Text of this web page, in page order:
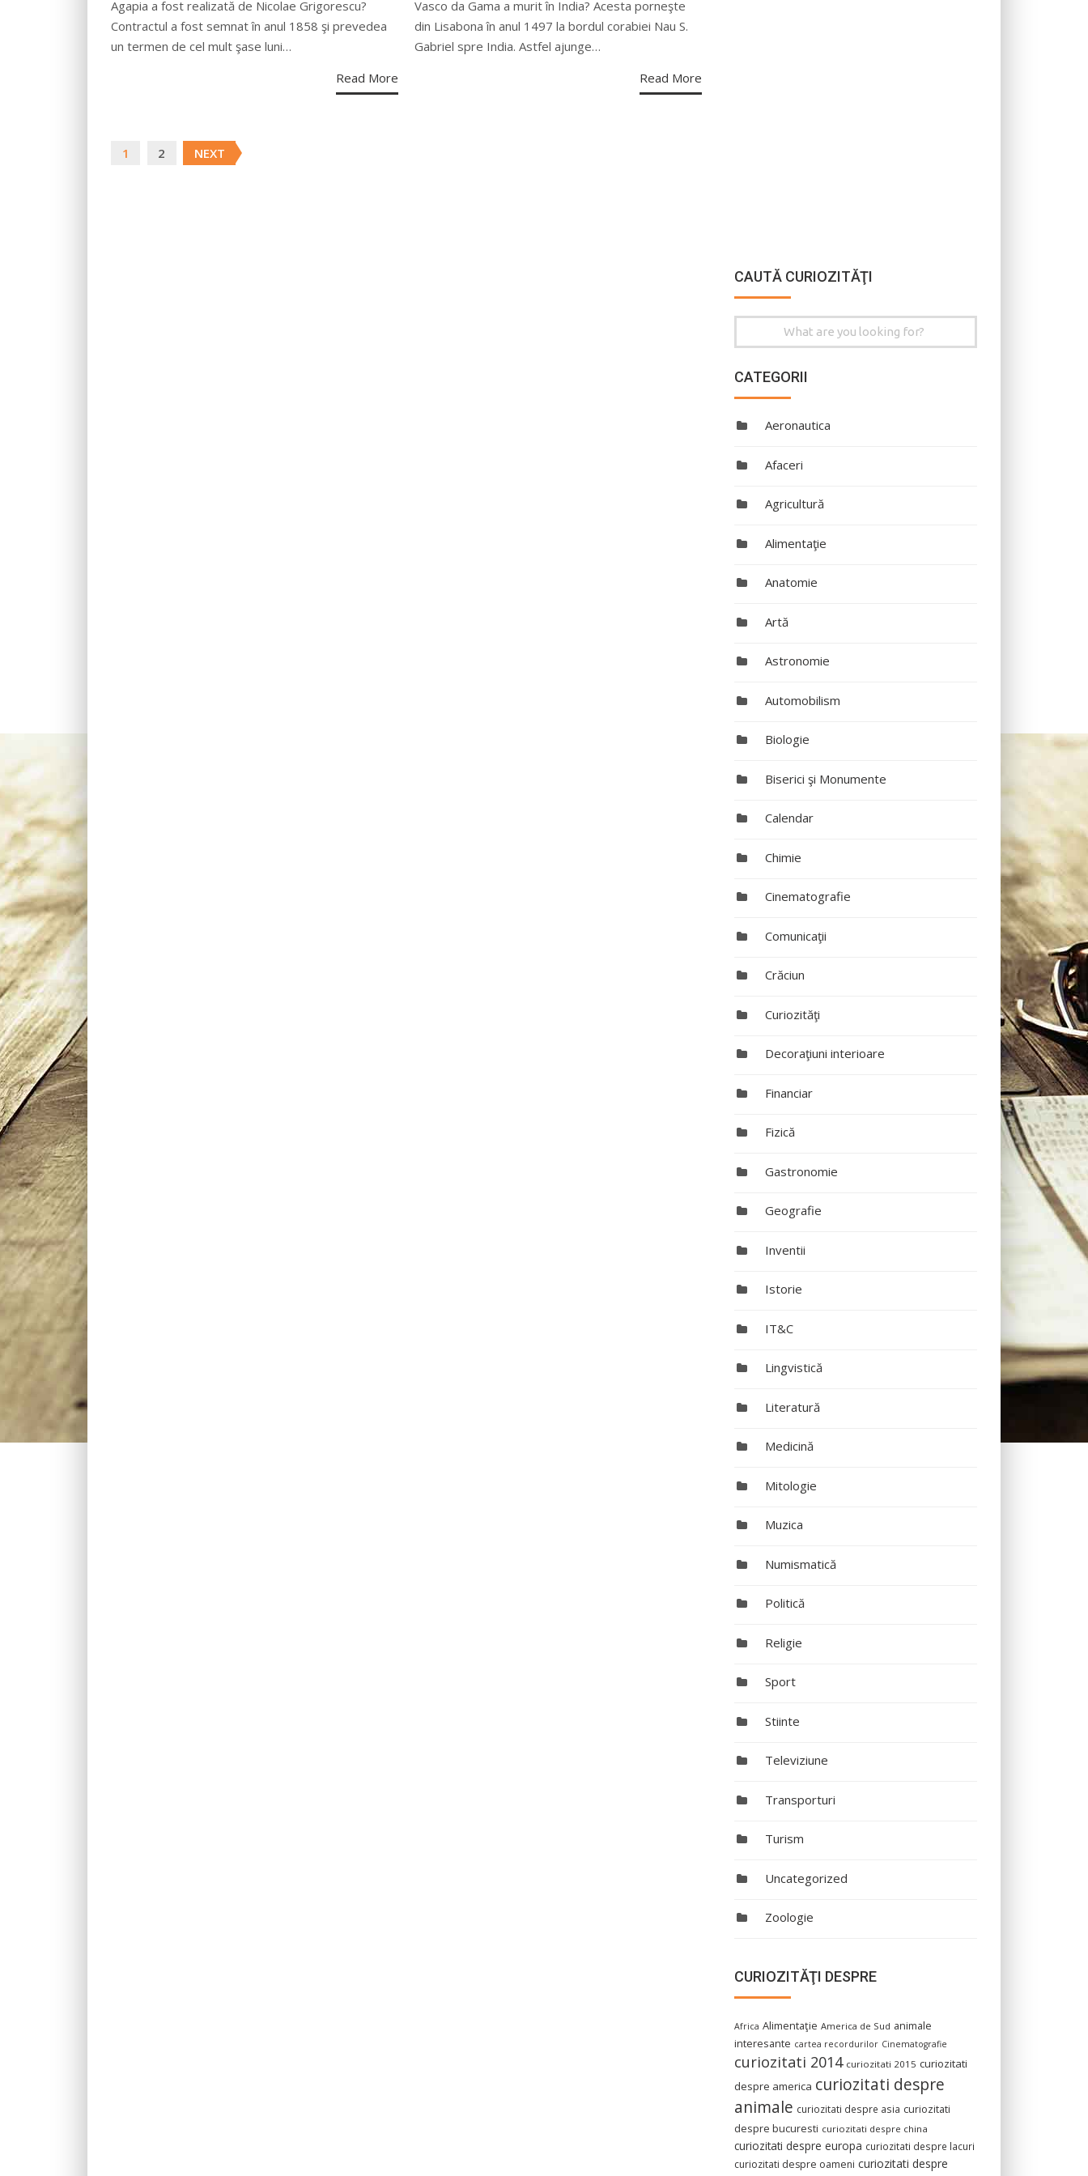
Agapia a fost realizată de Nicolae Grigorescu?
Contractul a fost semnat în anul 1858 şi prevedea
un termen de cel mult şase luni…
Read More
Vasco da Gama a murit în India? Acesta porneşte
din Lisabona în anul 1497 la bordul corabiei Nau S.
Gabriel spre India. Astfel ajunge…
Read More
navigation
1 2 NEXT
CAUTĂ CURIOZITĂŢI
Search
CATEGORII
Aeronautica
Afaceri
Agricultură
Alimentaţie
Anatomie
Artă
Astronomie
Automobilism
Biologie
Biserici şi Monumente
Calendar
Chimie
Cinematografie
Comunicaţii
Crăciun
Curiozităţi
Decoraţiuni interioare
Financiar
Fizică
Gastronomie
Geografie
Inventii
Istorie
IT&C
Lingvistică
Literatură
Medicină
Mitologie
Muzica
Numismatică
Politică
Religie
Sport
Stiinte
Televiziune
Transporturi
Turism
Uncategorized
Zoologie
CURIOZITĂŢI DESPRE
Africa Alimentaţie America de Sud animale
interesante cartea recordurilor Cinematografie
curiozitati 2014 curiozitati 2015 curiozitati
despre america curiozitati despre
animale curiozitati despre asia curiozitati
despre bucuresti curiozitati despre china
curiozitati despre europa curiozitati despre lacuri
curiozitati despre oameni curiozitati despre